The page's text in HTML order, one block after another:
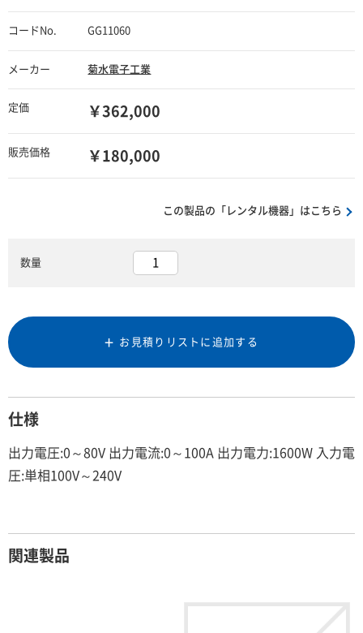
コードNo. GG11060
メーカー 菊水電子工業
定価 ￥362,000
販売価格 ￥180,000
この製品の「レンタル機器」はこちら
数量
お見積りリストに追加する
仕様
出力電圧:0～80V 出力電流:0～100A 出力電力:1600W 入力電
圧:単相100V～240V
関連製品